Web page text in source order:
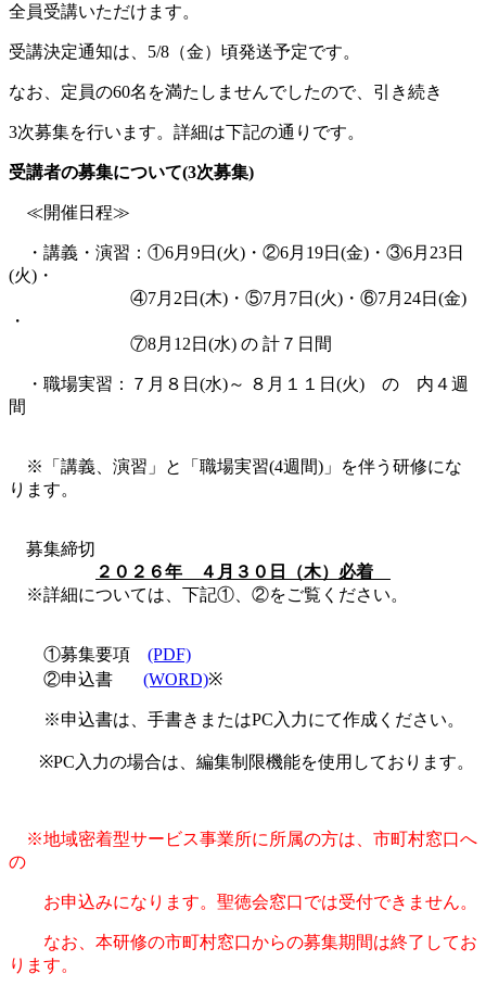
全員受講いただけます。
受講決定通知は、5/8（金）頃発送予定です。
なお、定員の60名を満たしませんでしたので、引き続き
3次募集を行います。詳細は下記の通りです。
受講者の募集について(3次募集)
≪開催日程≫
・講義・演習：①6月9日(火)・②6月19日(金)・③6月23日
(火)・
④7月2 日(木)・⑤7月7日(火)・⑥7月24日(金)
・
⑦8月12日 (水) の 計７日間
・職場実習：７月８ 日(水)～ ８月１１日(火) の 内４週
間
※「講義、演習」と「職場実習(4週間)」を伴う研修にな
ります。
募集締切
２０２６年 ４月３０日（木）必着
※詳細については、下記①、②をご覧ください。
①募集要項 (PDF)
②申込書 (WORD)※
※申込書は、手書きまたはPC入力にて作成ください。
※PC入力の場合は、編集制限機能を使用しております。
※地域密着型サービス事業所に所属の方は、市町村窓口へ
の
お申込みになります。聖徳会窓口では受付できません。
なお、本研修の市町村窓口からの募集期間は終了してお
ります。